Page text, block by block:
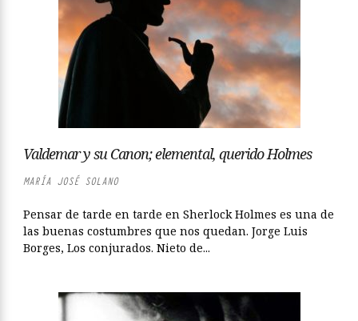
Valdemar y su Canon; elemental, querido Holmes
MARÍA JOSÉ SOLANO
Pensar de tarde en tarde en Sherlock Holmes es una de
las buenas costumbres que nos quedan. Jorge Luis
Borges, Los conjurados. Nieto de...